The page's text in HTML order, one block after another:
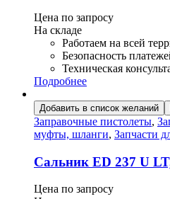
Цена по запросу
На складе
Работаем на всей
Безопасность
Техническая
Подробнее
Добавить в список желаний
Заправочные пистолеты,
муфты, шланги, Запчасти
Сальник ED 237 U
Цена по запросу